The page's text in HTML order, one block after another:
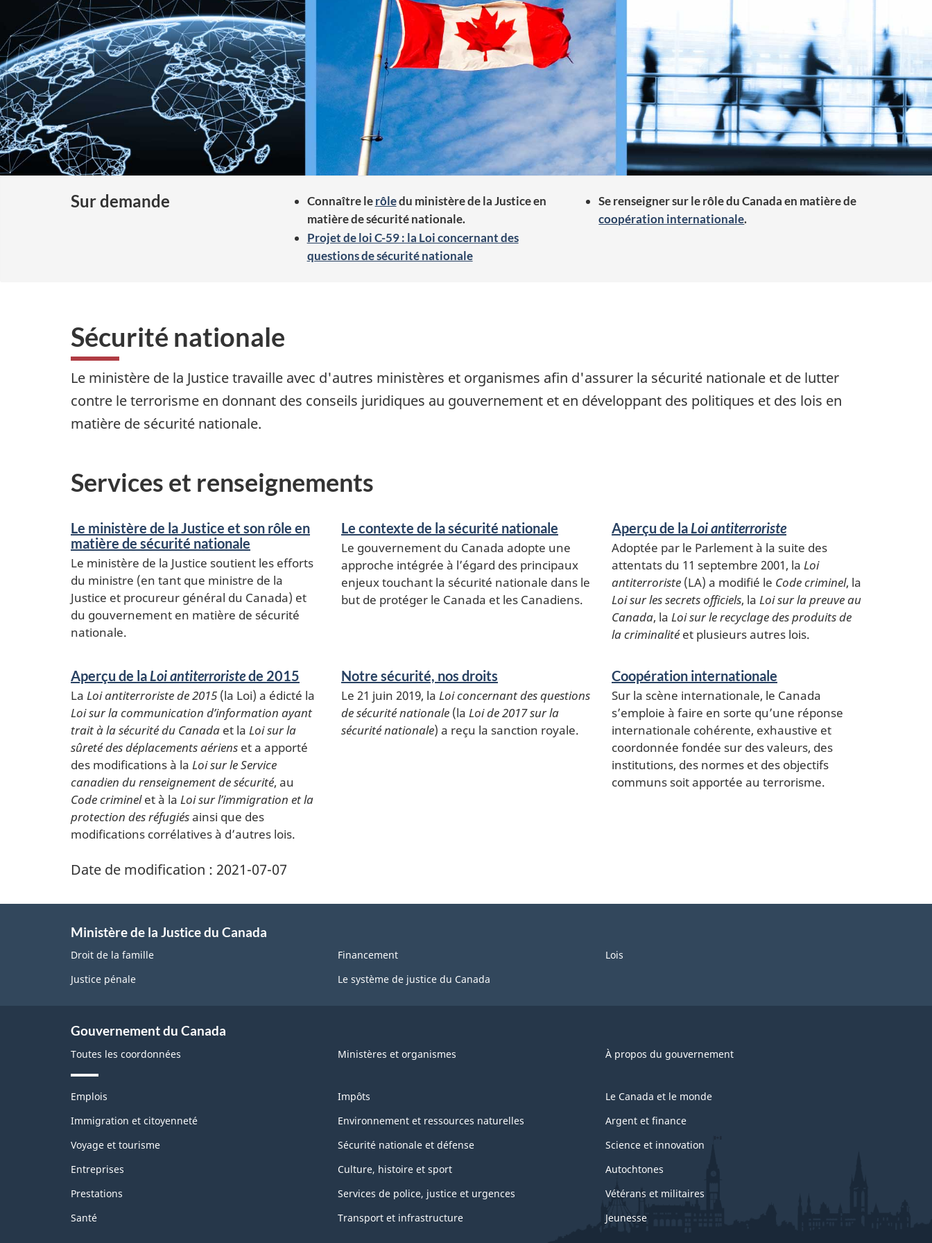
i
o
n
d
c
Sur demande Connaître lerôledu ministère de la Justice en
matière de sécurité nationale.
Projet de loi C-59 : la Loi concernant des
questions de sécurité nationale
Se renseigner sur le rôle du Canada en matière de
coopération internationale.
Sécurité nationale
Le ministère de la Justice travaille avec d'autres ministères et organismes afin d'assurer la sécurité nationale et de lutter
contre le terrorisme en donnant des conseils juridiques au gouvernement et en développant des politiques et des lois en
matière de sécurité nationale.
Services et renseignements
Le ministère de la Justice et son rôle en
matière de sécurité nationale
Le ministère de la Justice soutient les efforts
du ministre (en tant que ministre de la
Justice et procureur général du Canada) et
du gouvernement en matière de sécurité
nationale.
Le contexte de la sécurité nationale
Le gouvernement du Canada adopte une
approche intégrée à l’égard des principaux
enjeux touchant la sécurité nationale dans le
but de protéger le Canada et les Canadiens.
Aperçu de laLoi antiterroriste
Adoptée par le Parlement à la suite des
attentats du 11 septembre 2001, la Loi
antiterroriste (LA) a modifié le Code criminel, la
Loi sur les secrets officiels, la Loi sur la preuve au
Canada, la Loi sur le recyclage des produits de
la criminalitéet plusieurs autres lois.
Aperçu de laLoi antiterroristede 2015
La Loi antiterroriste de 2015 (la Loi) a édicté la
Loi sur la communication d’information ayant
trait à la sécurité du Canada et la Loi sur la
sûreté des déplacements aériens et a apporté
des modifications à la Loi sur le Service
canadien du renseignement de sécurité, au
Code criminelet à la Loi sur l’immigration et la
protection des réfugiésainsi que des
modifications corrélatives à d’autres lois.
Notre sécurité, nos droits
Le 21 juin 2019, la Loi concernant des questions
de sécurité nationale (la Loi de 2017 sur la
sécurité nationale) a reçu la sanction royale.
Coopération internationale
Sur la scène internationale, le Canada
s’emploie à faire en sorte qu’une réponse
internationale cohérente, exhaustive et
coordonnée fondée sur des valeurs, des
institutions, des normes et des objectifs
communs soit apportée au terrorisme.
Date de modification : 2021-07-07
Ministère de la Justice du Canada
Droit de la famille
Justice pénale
Financement
Le système de justice du Canada
Lois
Gouvernement du Canada
Toutes les coordonnées Ministères et organismes À propos du gouvernement
T
è
e
e
t
s
u
j
Emplois
Immigration et citoyenneté
Voyage et tourisme
Entreprises
Prestations
Santé
Impôts
Environnement et ressources naturelles
Sécurité nationale et défense
Culture, histoire et sport
Services de police, justice et urgences
Transport et infrastructure
Le Canada et le monde
Argent et finance
Science et innovation
Autochtones
Vétérans et militaires
Jeunesse